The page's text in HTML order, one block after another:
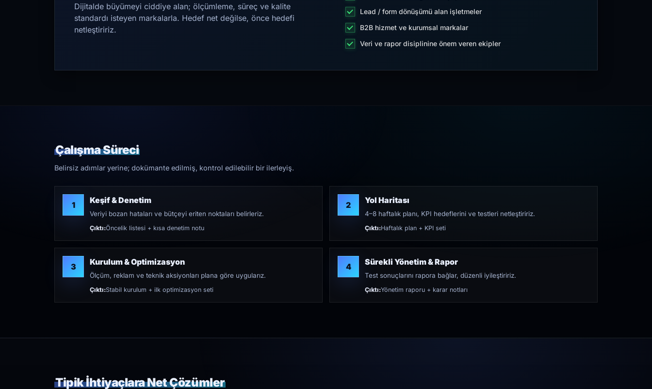
Dijitalde büyümeyi ciddiye alan; ölçümleme, süreç ve kalite
standardı isteyen markalarla. Hedef net değilse, önce hedefi
netleştiririz.
Lead / form dönüşümü alan işletmeler
B2B hizmet ve kurumsal markalar
Veri ve rapor disiplinine önem veren ekipler
Çalışma Süreci
Belirsiz adımlar yerine; dokümante edilmiş, kontrol edilebilir bir ilerleyiş.
1 Keşif & Denetim
Veriyi bozan hataları ve bütçeyi eriten noktaları belirleriz.
Çıktı:Öncelik listesi + kısa denetim notu
2 Yol Haritası
4–8 haftalık planı, KPI hedeflerini ve testleri netleştiririz.
Çıktı:Haftalık plan + KPI seti
3 Kurulum & Optimizasyon
Ölçüm, reklam ve teknik aksiyonları plana göre uygularız.
Çıktı:Stabil kurulum + ilk optimizasyon seti
4 Sürekli Yönetim & Rapor
Test sonuçlarını rapora bağlar, düzenli iyileştiririz.
Çıktı:Yönetim raporu + karar notları
Tipik İhtiyaçlara Net Çözümler